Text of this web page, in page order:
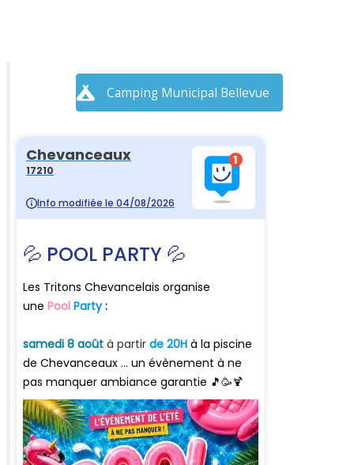
Camping Municipal Bellevue